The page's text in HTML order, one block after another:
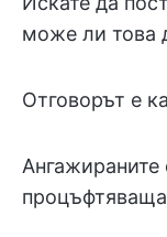
може ли това
Отговорът е